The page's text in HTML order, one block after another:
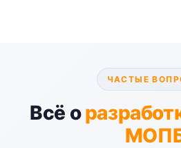
ЧАСТЫЕ
Всё о